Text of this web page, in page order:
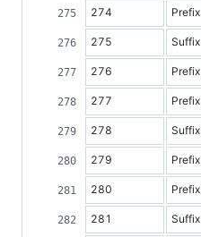
274 Prefix
275 Suffix
276 Prefix
277 Prefix
278 Suffix
279 Prefix
280 Prefix
281 Suffix